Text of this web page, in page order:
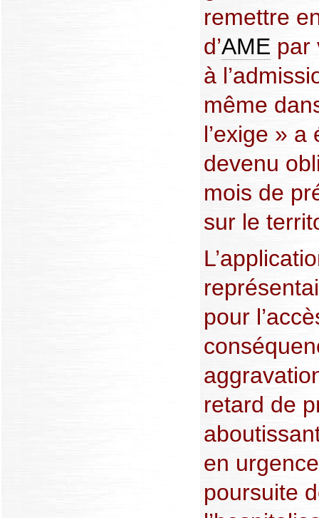
remettre
d’AME par
à
même
l’exige »
devenu
mois de
sur le
pour
retard de
en
poursuite